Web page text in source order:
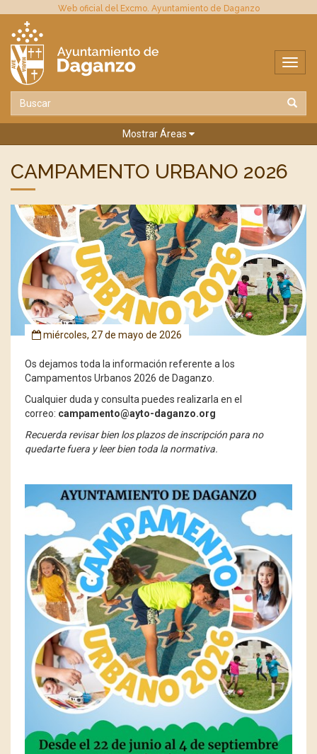
Web oficial del Excmo. Ayuntamiento de Daganzo
Mostrar Áreas
CAMPAMENTO URBANO 2026
miércoles, 27 de mayo de 2026
Os dejamos toda la información referente a los
Campamentos Urbanos 2026 de Daganzo.
Cualquier duda y consulta puedes realizarla en el
correo: campamento@ayto-daganzo.org
Recuerda revisar bien los plazos de inscripción para no
quedarte fuera y leer bien toda la normativa.